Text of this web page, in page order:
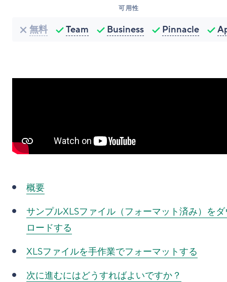
可用性
無料 Team Business Pinnacle
概要
サンプルXLSファイル（フォーマット済み）を
ロードする
XLSファイルを手作業でフォーマットする
次に進むにはどうすればよいですか？